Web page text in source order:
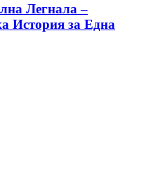
Легнала –
История за Една